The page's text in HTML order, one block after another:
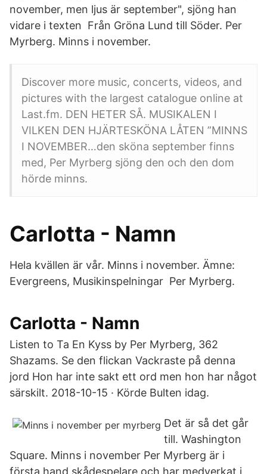
november, men ljus är september", sjöng han
vidare i texten Från Gröna Lund till Söder. Per
Myrberg. Minns i november.
Discover more music, concerts, videos, and
pictures with the largest catalogue online at
Last.fm. DEN HETER SÅ. MUSIKALEN I
VILKEN DEN HJÄRTESKÖNA LÅTEN ”MINNS
I NOVEMBER…den sköna september finns
med, Per Myrberg sjöng den och den dom
hörde minns.
Carlotta - Namn
Hela kvällen är vår. Minns i november. Ämne:
Evergreens, Musikinspelningar Per Myrberg.
Carlotta - Namn
Listen to Ta En Kyss by Per Myrberg, 362
Shazams. Se den flickan Vackraste på denna
jord Hon har inte sakt ett ord men hon har något
särskilt. 2018-10-15 · Körde Bulten idag.
Det är så det går
till. Washington
Square. Minns i november Per Myrberg är i
första hand skådespelare och har medverkat i